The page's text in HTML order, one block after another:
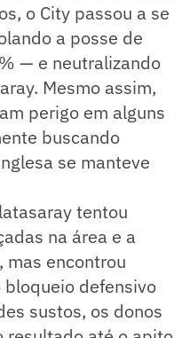
o City passou a se
a posse de
— e neutralizando
Mesmo assim,
perigo em alguns
buscando
se manteve
tentou
na área e a
mas encontrou
defensivo
sustos, os donos